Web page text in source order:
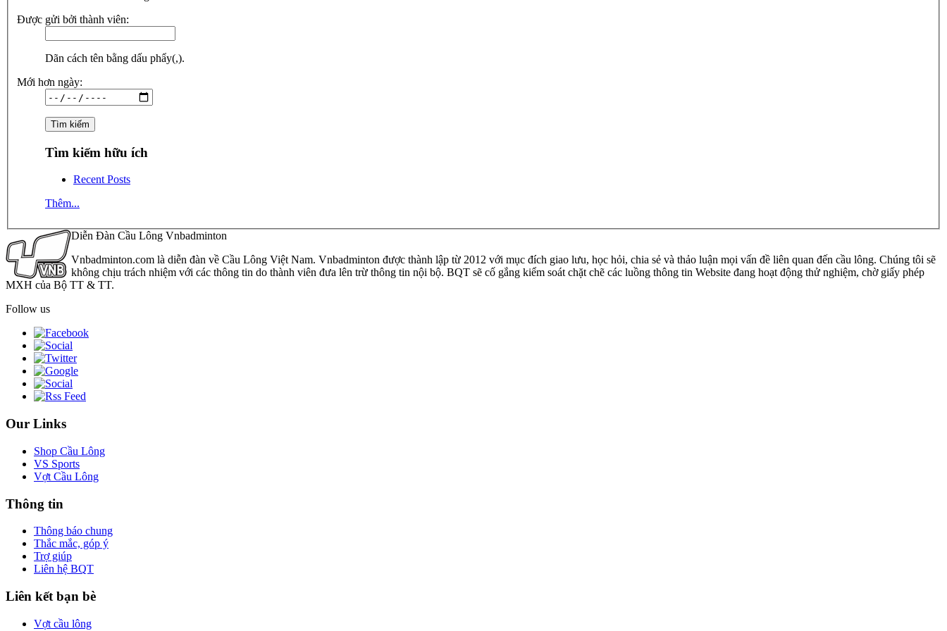
Được gửi bởi thành viên:
Dãn cách tên bằng dấu phẩy(,).
Mới hơn ngày:
Tìm kiếm hữu ích
Recent Posts
Thêm...
Diễn Đàn Cầu Lông Vnbadminton
Vnbadminton.com là diễn đàn về Cầu Lông Việt Nam. Vnbadminton được thành lập từ 2012 với mục đích giao lưu, học hỏi, chia sẻ và thảo luận mọi vấn đề liên quan đến cầu lông. Chúng tôi sẽ
không chịu trách nhiệm với các thông tin do thành viên đưa lên trừ thông tin nội bộ. BQT sẽ cố gắng kiểm soát chặt chẽ các luồng thông tin Website đang hoạt động thử nghiệm, chờ giấy phép
MXH của Bộ TT & TT.
Follow us
Our Links
Shop Cầu Lông
VS Sports
Vợt Cầu Lông
Thông tin
Thông báo chung
Thắc mắc, góp ý
Trợ giúp
Liên hệ BQT
Liên kết bạn bè
Vợt cầu lông